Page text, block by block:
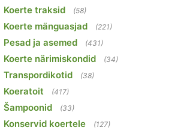
Koerte traksid (58)
Koerte mänguasjad (221)
Pesad ja asemed (431)
Koerte närimiskondid (34)
Transpordikotid (38)
Koeratoit (417)
Šampoonid (33)
Konservid koertele (127)